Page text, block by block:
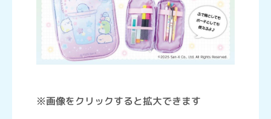
※画像をクリックすると拡大できます